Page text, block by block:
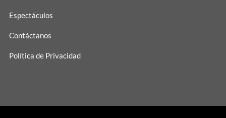
Espectáculos
Contáctanos
Política de Privacidad